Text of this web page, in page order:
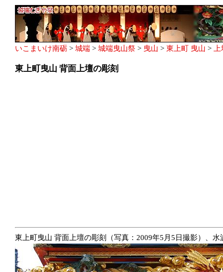
いこまいけ南砺 > 城端 > 城端曳山祭 > 曳山 > 東上町 曳山 >
東上町曳山 背面上壇の彫刻
東上町曳山 背面上壇の彫刻（写真：2009年5月5日撮影）、水